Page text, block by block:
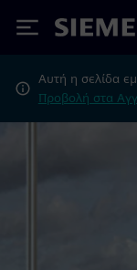
Siemens
Αυτή η σελίδα
Προβολή στα